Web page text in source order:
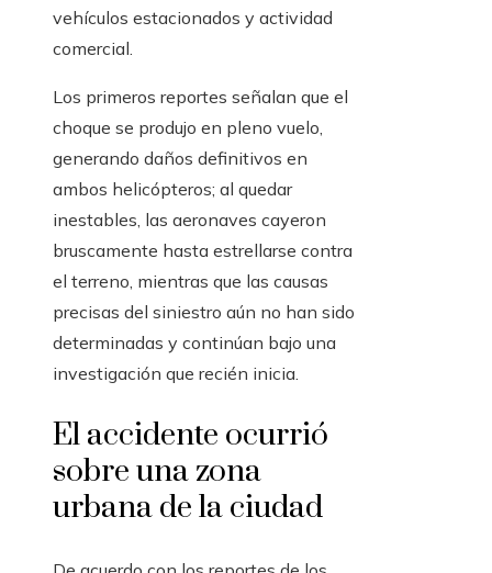
vehículos estacionados y actividad
comercial.
Los primeros reportes señalan que el
choque se produjo en pleno vuelo,
generando daños definitivos en
ambos helicópteros; al quedar
inestables, las aeronaves cayeron
bruscamente hasta estrellarse contra
el terreno, mientras que las causas
precisas del siniestro aún no han sido
determinadas y continúan bajo una
investigación que recién inicia.
El accidente ocurrió
sobre una zona
urbana de la ciudad